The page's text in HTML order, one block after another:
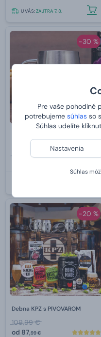
Pre vaše pohodlné
potrebujeme súhlas so
Súhlas udelíte
Nastavenia
Súhlas
U VÁS:ZAJTRA 7. 8.
-30 %
19,99 €
-20 %
Debna KPZ s PIVOVAROM
109,99 €
od 87,99 €